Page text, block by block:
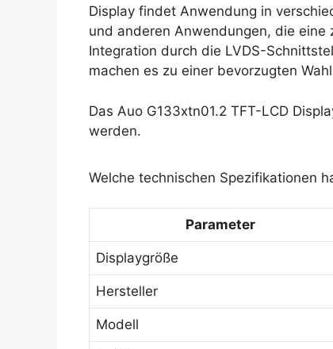
Display findet Anwendung in
und anderen Anwendungen, die
Integration durch die LVDS-
machen es zu einer bevorzugten
Das Auo G133xtn01.2 TFT-LCD
werden.
Welche technischen Spezifikationen
Parameter
Displaygröße
Hersteller
Modell